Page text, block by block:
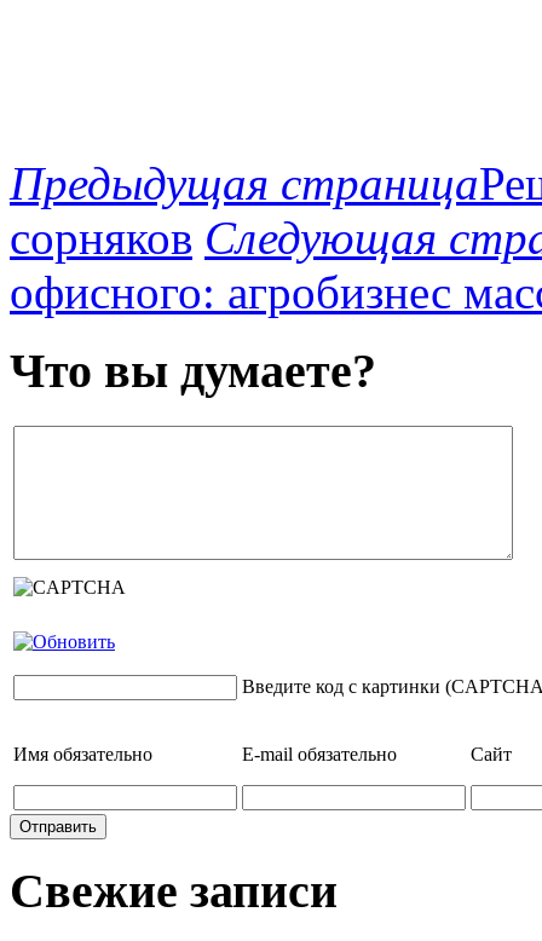
Предыдущая страница
сорняков Следующая
офисного: агробизнес
Что вы думаете?
Введите код с картинки
Имя обязательно E-mail обязательно Сайт
Свежие записи